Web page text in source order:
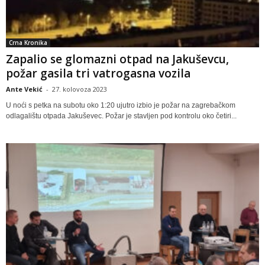
Crna Kronika
Zapalio se glomazni otpad na Jakuševcu,
požar gasila tri vatrogasna vozila
Ante Vekić - 27. kolovoza 2023
U noći s petka na subotu oko 1:20 ujutro izbio je požar na zagrebačkom
odlagalištu otpada Jakuševec. Požar je stavljen pod kontrolu oko četiri...